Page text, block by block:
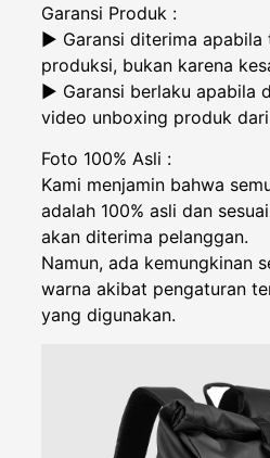
Garansi Produk :
► Garansi diterima apabila
produksi, bukan karena
► Garansi berlaku apabila
video unboxing produk
Foto 100% Asli :
Kami menjamin bahwa
adalah 100% asli dan
akan diterima pelanggan.
Namun, ada kemungkinan
warna akibat pengaturan
yang digunakan.